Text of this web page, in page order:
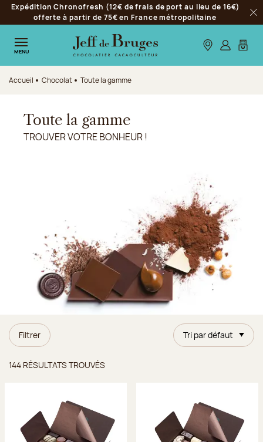
Aller à la navigation
Aller au contenu principal
Aller au pied de page
Expédition Chronofresh (12€ de frais de port au lieu de 16€)
offerte à partir de 75€ en France métropolitaine
MENU Nos boutiques
S’identifier
Mon
Accueil Chocolat Toute la gamme
Toute la gamme
TROUVER VOTRE BONHEUR !
Filtrer Tri par défaut
144 RÉSULTATS TROUVÉS